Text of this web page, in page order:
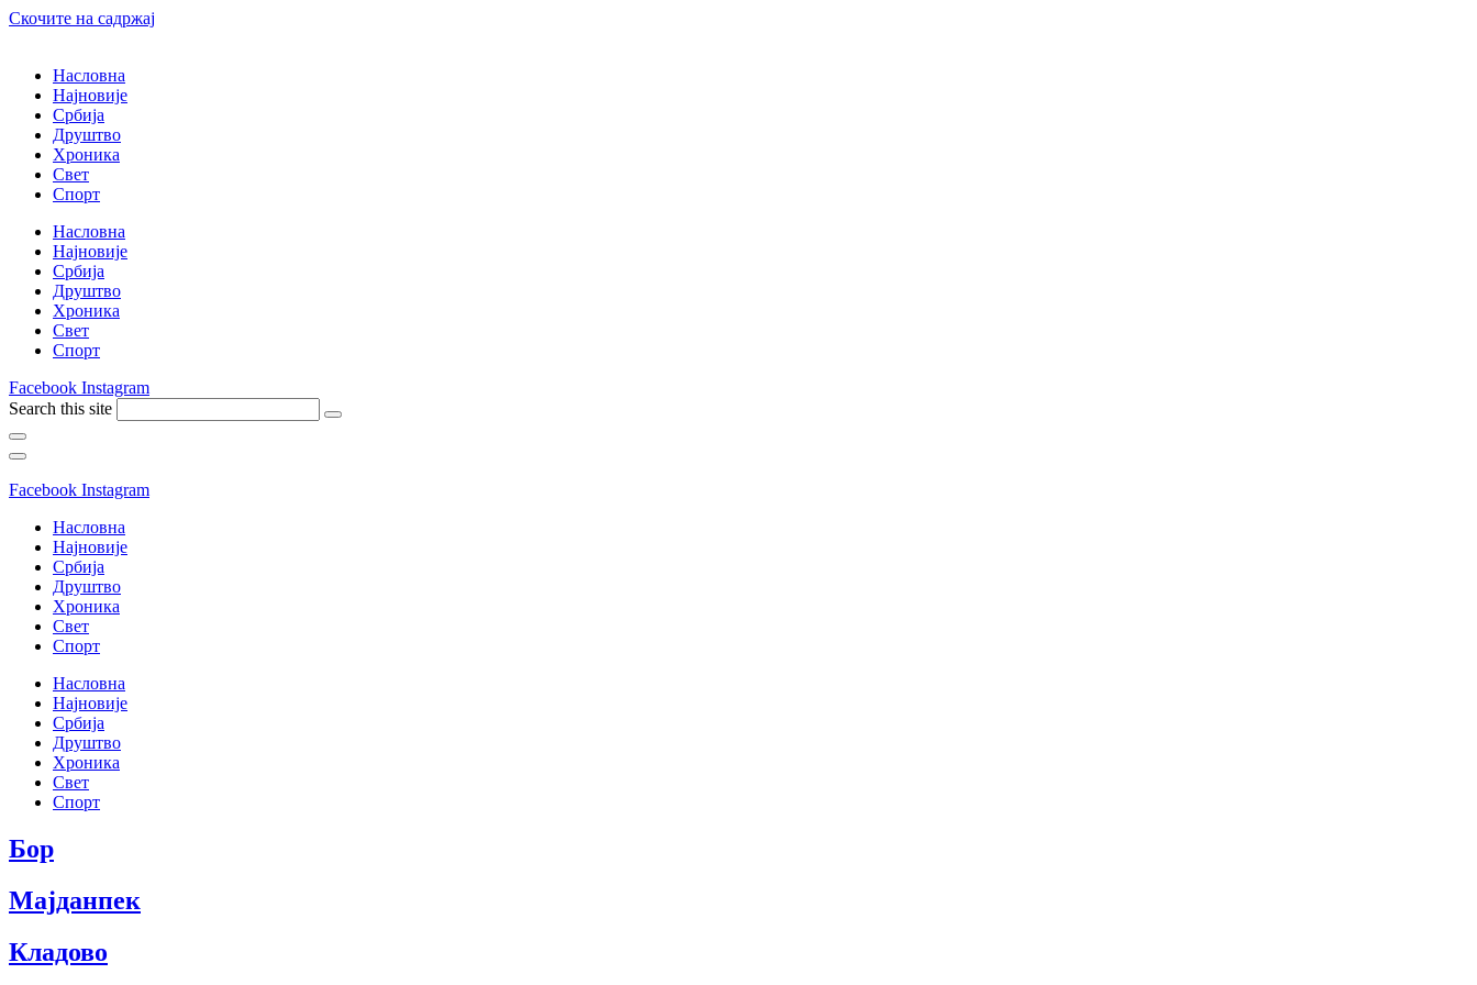
Скочите на садржај
Насловна
Најновије
Србија
Друштво
Хроника
Свет
Спорт
Насловна
Најновије
Србија
Друштво
Хроника
Свет
Спорт
Facebook Instagram
Search this site
Facebook Instagram
Насловна
Најновије
Србија
Друштво
Хроника
Свет
Спорт
Насловна
Најновије
Србија
Друштво
Хроника
Свет
Спорт
Бор
Мајданпек
Кладово